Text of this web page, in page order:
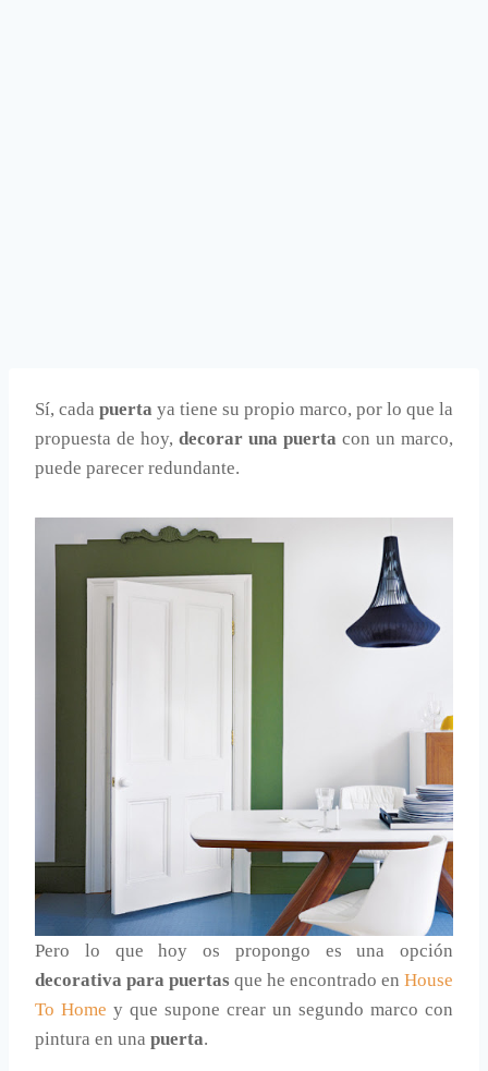
Sí, cada puerta ya tiene su propio marco, por lo que la
propuesta de hoy, decorar una puerta con un marco,
puede parecer redundante.
Pero lo que hoy os propongo es una opción
decorativa para puertas que he encontrado en House
To Home y que supone crear un segundo marco con
pintura en una puerta.